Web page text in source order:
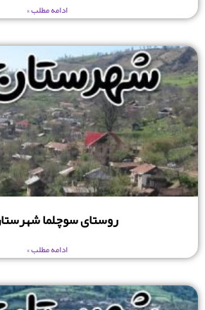
ادامه مطلب »
روستای سوچلما
ادامه مطلب »